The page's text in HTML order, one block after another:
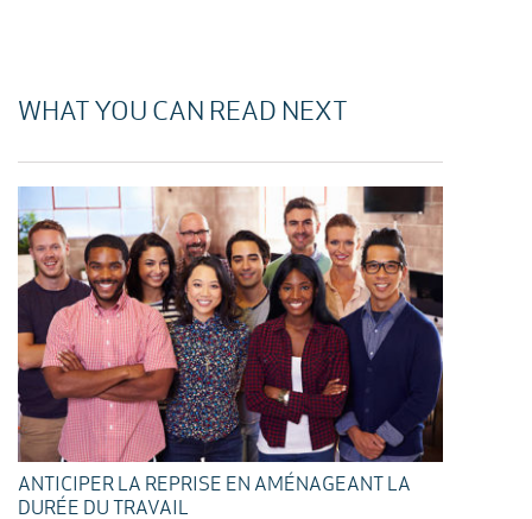
WHAT YOU CAN READ NEXT
ANTICIPER LA REPRISE EN AMÉNAGEANT LA
DURÉE DU TRAVAIL